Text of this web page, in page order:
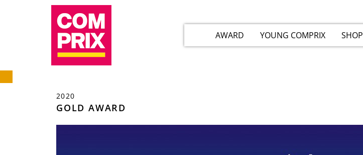
AWARD YOUNG COMPRIX SHOP
2020
GOLD AWARD